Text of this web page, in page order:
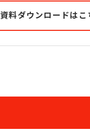
資料ダウンロードはこ